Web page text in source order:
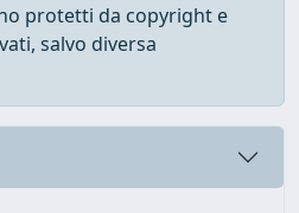
protetti da copyright e
salvo diversa